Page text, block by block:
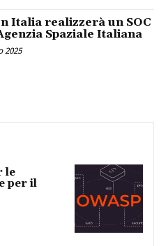
Italia realizzerà un SOC
Spaziale Italiana
2025
le
per il